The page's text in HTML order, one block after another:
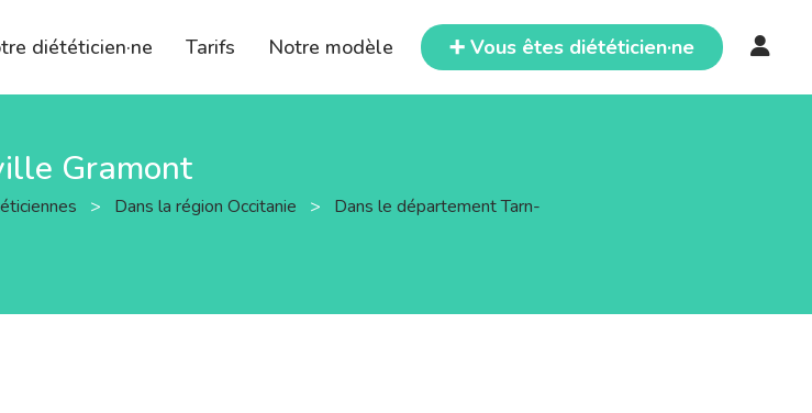
diététicien·ne Tarifs Notre modèle ➕ Vous êtes diététicien·ne
Gramont
> Dans la région Occitanie >
Dans le département Tarn-